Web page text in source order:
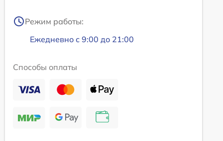
Режим работы:
Ежедневно с 9:00 до 21:00
Способы оплаты